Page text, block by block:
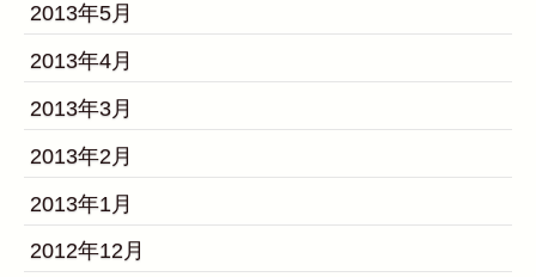
2013年5月
2013年4月
2013年3月
2013年2月
2013年1月
2012年12月